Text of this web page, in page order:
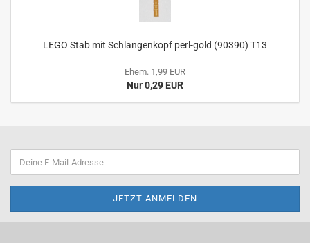
LEGO Stab mit Schlangenkopf perl-gold (90390) T13
Ehem. 1,99 EUR
Nur 0,29 EUR